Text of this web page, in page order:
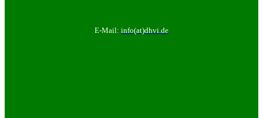
E-Mail: info(at)dhvi.de